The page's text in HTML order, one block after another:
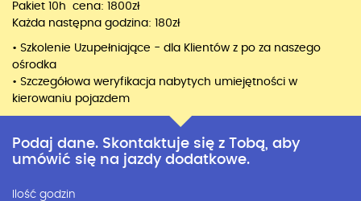
Pakiet 10h cena: 1800zł
Każda następna godzina: 180zł
• Szkolenie Uzupełniające - dla Klientów z po za naszego
ośrodka
• Szczegółowa weryfikacja nabytych umiejętności w
kierowaniu pojazdem
Podaj dane. Skontaktuje się z Tobą, aby
umówić się na jazdy dodatkowe.
Ilość godzin